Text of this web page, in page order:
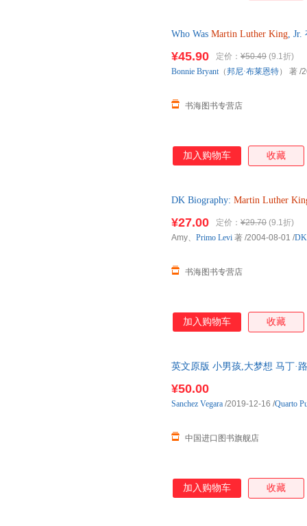
Who Was Martin Luther King, Jr.
¥45.90 定价： ¥50.49 (9.1折)
书海图书专营店
Bonnie Bryant（邦尼·布莱恩特） 著 /
加入购物车 收藏
DK Biography: Martin Luther
¥27.00 定价： ¥29.70 (9.1折)
书海图书专营店
Amy、 Primo Levi 著 /2004-08-01 /
加入购物车 收藏
英文原版 小男孩,大梦想 马丁·
¥50.00
中国进口图书旗舰店
Sanchez Vegara /2019-12-16 /Quarto
加入购物车 收藏